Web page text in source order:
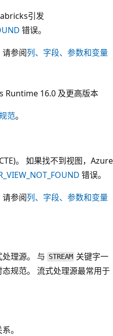
引发
错误。
参阅列、字段、参数和变量
Runtime 16.0 及更高版本
范。
。 如果找不到视图，Azure
错误。
参阅列、字段、参数和变量
理源。 与 STREAM 关键字一
规范。 流式处理源最常用于
。